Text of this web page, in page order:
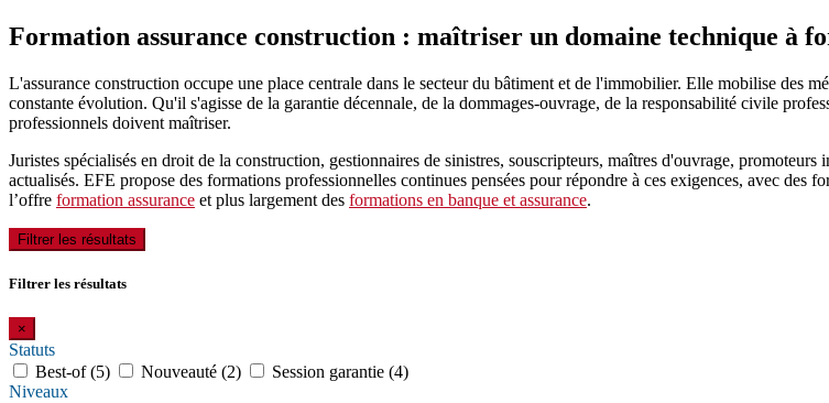
Formation assurance construction : maîtriser un domaine technique à
L'assurance construction occupe une place centrale dans le secteur du bâtiment et de l'immobilier. Elle mobilise des
constante évolution. Qu'il s'agisse de la garantie décennale, de la dommages-ouvrage, de la responsabilité civile
professionnels doivent maîtriser.
Juristes spécialisés en droit de la construction, gestionnaires de sinistres, souscripteurs, maîtres d'ouvrage,
actualisés. EFE propose des formations professionnelles continues pensées pour répondre à ces exigences, avec
l’offre formation assurance et plus largement des formations en banque et assurance.
Filtrer les résultats
Filtrer les résultats
×
Statuts
Best-of (5)
Nouveauté (2)
Session garantie (4)
Niveaux